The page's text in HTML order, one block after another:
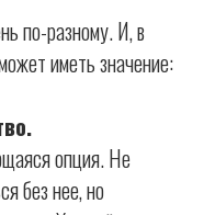
по-разному. И, в
иметь значение:
опция. Не
без нее, но